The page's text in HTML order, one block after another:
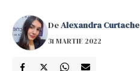
DeAlexandra Curtache
31 MARTIE 2022